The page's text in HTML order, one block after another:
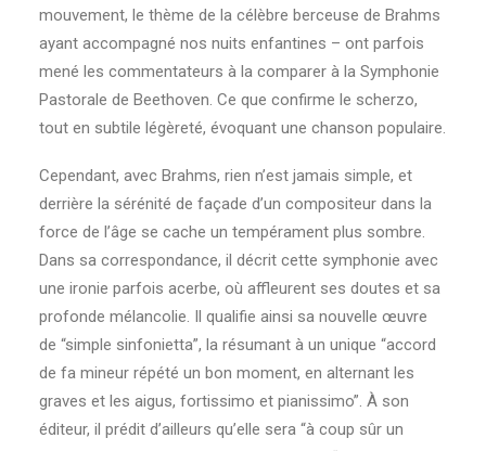
mouvement, le thème de la célèbre berceuse de Brahms
ayant accompagné nos nuits enfantines – ont parfois
mené les commentateurs à la comparer à la Symphonie
Pastorale de Beethoven. Ce que confirme le scherzo,
tout en subtile légèreté, évoquant une chanson populaire.
Cependant, avec Brahms, rien n’est jamais simple, et
derrière la sérénité de façade d’un compositeur dans la
force de l’âge se cache un tempérament plus sombre.
Dans sa correspondance, il décrit cette symphonie avec
une ironie parfois acerbe, où affleurent ses doutes et sa
profonde mélancolie. Il qualifie ainsi sa nouvelle œuvre
de “simple sinfonietta”, la résumant à un unique “accord
de fa mineur répété un bon moment, en alternant les
graves et les aigus, fortissimo et pianissimo”. À son
éditeur, il prédit d’ailleurs qu’elle sera “à coup sûr un